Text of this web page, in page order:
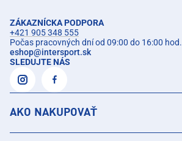
ZÁKAZNÍCKA PODPORA
+421 905 348 555
Počas pracovných dní od 09:00 do 16:00 hod.
eshop@intersport.sk
SLEDUJTE NÁS
AKO NAKUPOVAŤ